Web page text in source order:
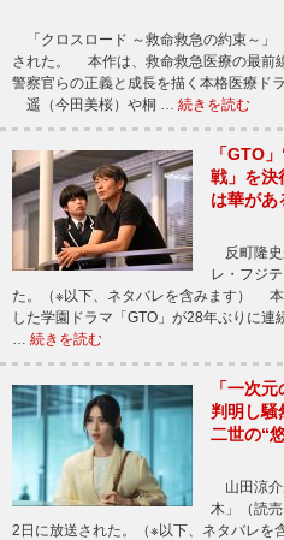
「クロスロード ～救命救急の約束～」
された。 本作は、救命救急医療の最前
警察官らの正義と成長を描く本格医療ド
遥（今田美桜）や桐 … 続きを読む
「GTO
戦」を決
は華があ
反町隆史
レ・フジ
た。（※以下、ネタバレを含みます）
した学園ドラマ「GTO」が28年ぶりに連
続きを読む
「一次
判明し騒
二世の“
山田涼介
木」（読
2日に放送された。（※以下、ネタバレ